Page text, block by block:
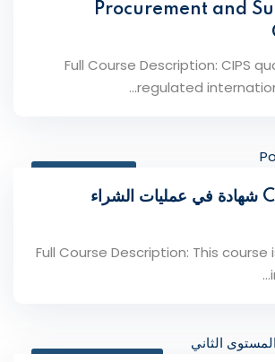
Procurement and
Full Course Description: CIPS
regulated
CIPS Level 2 شهادة في عمليات الشراء
Full Course Description: This